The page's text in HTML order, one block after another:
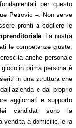
per questo
Petrovic –. Non serve
pronti a cogliere le
. La nostra
le competenze giuste,
anche personale
in prima persona è
in una struttura che
e dal proprio
aggiornati e supporto
candidati sono la
vendita a domicilio, e la